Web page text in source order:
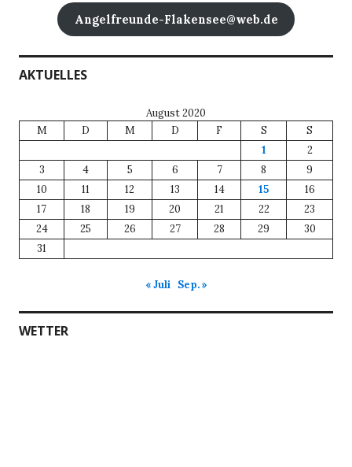
Angelfreunde-Flakensee@web.de
AKTUELLES
August 2020
M
D M D F S
S
1
2
3
4 5 6 7 8
9
10
11 12 13 14 15
16
17
18 19 20 21 22
23
24
25 26 27 28 29
30
31
« Juli Sep. »
WETTER